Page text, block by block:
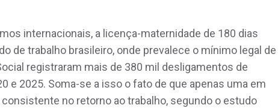
internacionais, a licença-maternidade de 180 dias
de trabalho brasileiro, onde prevalece o mínimo legal de
registraram mais de 380 mil desligamentos de
e 2025. Soma-se a isso o fato de que apenas uma em
no retorno ao trabalho, segundo o estudo